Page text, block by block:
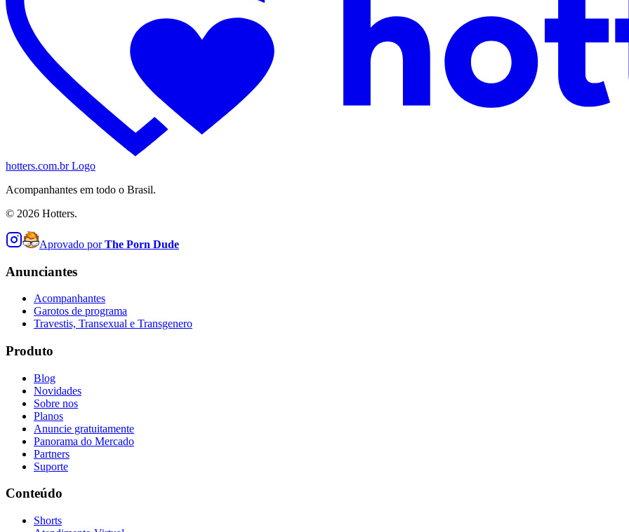
hotters.com.br Logo
Acompanhantes em todo o Brasil.
© 2026 Hotters.
Aprovado por The Porn Dude
Anunciantes
Acompanhantes
Garotos de programa
Travestis, Transexual e Transgenero
Produto
Blog
Novidades
Sobre nos
Planos
Anuncie gratuitamente
Panorama do Mercado
Partners
Suporte
Conteúdo
Shorts